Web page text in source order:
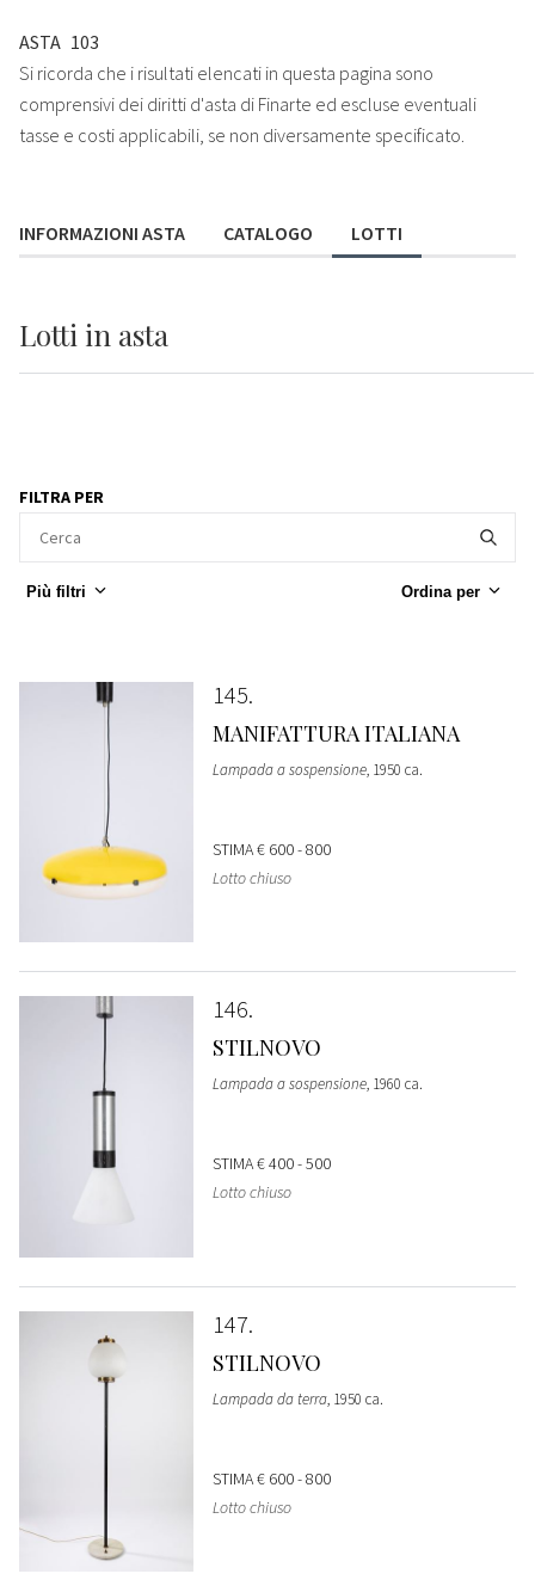
ASTA 103
Si ricorda che i risultati elencati in questa pagina sono
comprensivi dei diritti d'asta di Finarte ed escluse eventuali
tasse e costi applicabili, se non diversamente specificato.
INFORMAZIONI ASTA CATALOGO LOTTI
Lotti in asta
FILTRA PER
Più filtri Ordina per
145
MANIFATTURA ITALIANA
Lampada a sospensione, 1950 ca.
STIMA€ 600 - 800
Lotto chiuso
146
STILNOVO
Lampada a sospensione, 1960 ca.
STIMA€ 400 - 500
Lotto chiuso
147
STILNOVO
Lampada da terra, 1950 ca.
STIMA€ 600 - 800
Lotto chiuso